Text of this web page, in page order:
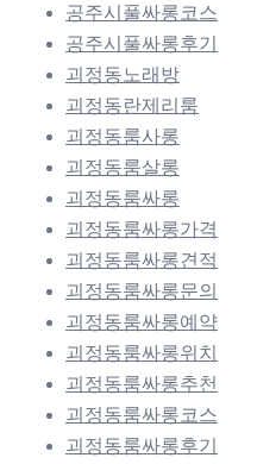
공주시풀싸롱코스
공주시풀싸롱후기
괴정동노래방
괴정동란제리룸
괴정동룸사롱
괴정동룸살롱
괴정동룸싸롱
괴정동룸싸롱가격
괴정동룸싸롱견적
괴정동룸싸롱문의
괴정동룸싸롱예약
괴정동룸싸롱위치
괴정동룸싸롱추천
괴정동룸싸롱코스
괴정동룸싸롱후기